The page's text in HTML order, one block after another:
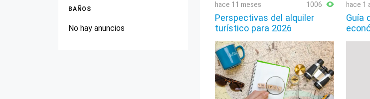
BAÑOS
No hay anuncios
hace 11 meses 1006
Perspectivas del alquiler
turístico para 2026
hace 1
Guía